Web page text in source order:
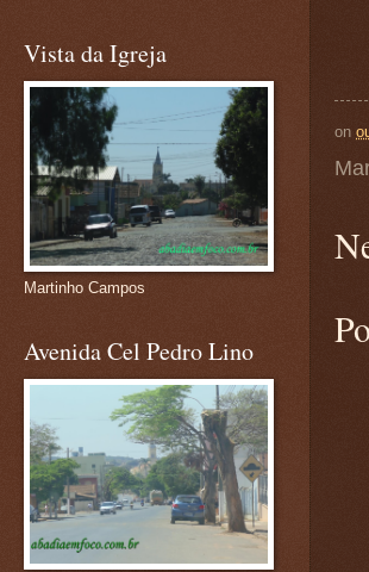
on
Vista da Igreja
Martinho Campos
Avenida Cel Pedro Lino